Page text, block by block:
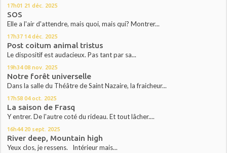
17h01 21 déc. 2025
SOS
Elle a l'air d'attendre, mais quoi, mais qui? Montrer...
17h37 14 déc. 2025
Post coitum animal tristus
Le dispositif est audacieux. Pas tant par sa...
19h34 08 nov. 2025
Notre forêt universelle
Dans la salle du Théâtre de Saint Nazaire, la fraicheur...
17h58 04 oct. 2025
La saison de Frasq
Y entrer. De l'autre coté du rideau. Et tout lâcher....
16h44 20 sept. 2025
River deep, Mountain high
Yeux clos, je ressens. Intérieur mais...